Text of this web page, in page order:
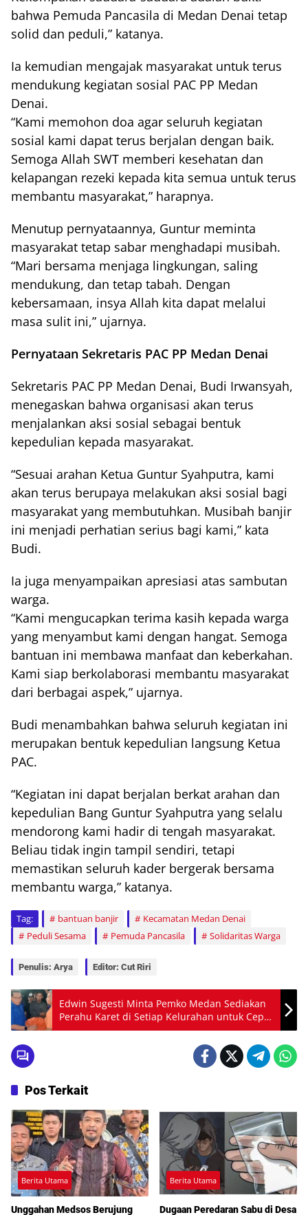
bahwa Pemuda Pancasila di Medan Denai tetap
solid dan peduli,” katanya.
Ia kemudian mengajak masyarakat untuk terus
mendukung kegiatan sosial PAC PP Medan
Denai.
“Kami memohon doa agar seluruh kegiatan
sosial kami dapat terus berjalan dengan baik.
Semoga Allah SWT memberi kesehatan dan
kelapangan rezeki kepada kita semua untuk terus
membantu masyarakat,” harapnya.
Menutup pernyataannya, Guntur meminta
masyarakat tetap sabar menghadapi musibah.
“Mari bersama menjaga lingkungan, saling
mendukung, dan tetap tabah. Dengan
kebersamaan, insya Allah kita dapat melalui
masa sulit ini,” ujarnya.
Pernyataan Sekretaris PAC PP Medan Denai
Sekretaris PAC PP Medan Denai, Budi Irwansyah,
menegaskan bahwa organisasi akan terus
menjalankan aksi sosial sebagai bentuk
kepedulian kepada masyarakat.
“Sesuai arahan Ketua Guntur Syahputra, kami
akan terus berupaya melakukan aksi sosial bagi
masyarakat yang membutuhkan. Musibah banjir
ini menjadi perhatian serius bagi kami,” kata
Budi.
Ia juga menyampaikan apresiasi atas sambutan
warga.
“Kami mengucapkan terima kasih kepada warga
yang menyambut kami dengan hangat. Semoga
bantuan ini membawa manfaat dan keberkahan.
Kami siap berkolaborasi membantu masyarakat
dari berbagai aspek,” ujarnya.
Budi menambahkan bahwa seluruh kegiatan ini
merupakan bentuk kepedulian langsung Ketua
PAC.
“Kegiatan ini dapat berjalan berkat arahan dan
kepedulian Bang Guntur Syahputra yang selalu
mendorong kami hadir di tengah masyarakat.
Beliau tidak ingin tampil sendiri, tetapi
memastikan seluruh kader bergerak bersama
membantu warga,” katanya.
Tag: bantuan banjir
Kecamatan Medan Denai
Peduli Sesama
Pemuda Pancasila Solidaritas Warga
Penulis: Arya Editor: Cut Riri
Edwin Sugesti Minta Pemko Medan Sediakan
Perahu Karet di Setiap Kelurahan untuk Cepat
Evakuasi Warga
Pos Terkait
Berita Utama
Unggahan Medsos Berujung
Berita Utama
Dugaan Peredaran Sabu di Desa